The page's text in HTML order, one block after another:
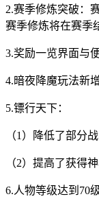
2.赛季修炼突破：
赛季修炼将在赛季
3.奖励一览界面与
4.暗夜降魔玩法新
5.镖行天下：
（1）降低了部分
（2）提高了获得
6.人物等级达到70